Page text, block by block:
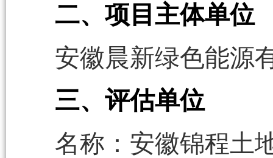
二、项目主体单位
安徽晨新绿色能源
三、评估单位
名称：安徽锦程土